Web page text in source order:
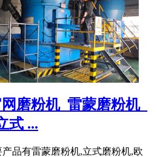
磨粉机_雷蒙磨粉机_
式 ...
品有雷蒙磨粉机,立式磨粉机,欧